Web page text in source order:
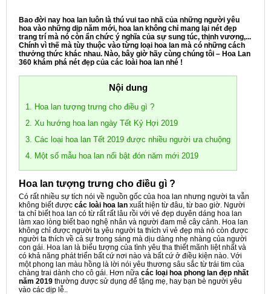
Bao đời nay hoa lan luôn là thú vui tao nhã của những người yêu
hoa vào những dịp năm mới, hoa lan không chỉ mang lại nét đẹp
trang trí mà nó còn ẩn chức ý nghĩa của sự sung túc, thịnh vương,...
Chính vì thế mà tùy thuộc vào từng loại hoa lan mà có những cách
thưởng thức khác nhau. Nào, bây giờ hãy cùng chúng tôi – Hoa Lan
360 khám phá nét đẹp của các loài hoa lan nhé !
Nội dung
1. Hoa lan tượng trưng cho điều gì ?
2. Xu hướng hoa lan ngày Tết Kỷ Hợi 2019
3. Các loại hoa lan Tết 2019 được nhiều người ưa chuộng
4. Một số mẫu hoa lan nổi bật đón năm mới 2019
Hoa lan tượng trưng cho điều gì ?
Có rất nhiều sự tích nói về nguồn gốc của hoa lan nhưng người ta vẫn
không biết được các loài hoa lan xuất hiện từ đâu, từ bao giờ. Người
ta chỉ biết hoa lan có từ rất rất lâu rồi với vẻ đẹp duyên dáng hoa lan
làm xao lòng biết bao nghệ nhân và người đam mê cây cảnh. Hoa lan
không chỉ được người ta yêu người ta thích vì vẻ đẹp mà nó còn được
người ta thích về cả sự trong sáng mà dịu dàng nhẹ nhàng của người
con gái. Hoa lan là biểu tượng của tình yêu tha thiết mãnh liệt nhất và
có khả năng phát triển bất cứ nơi nào và bất cứ ở điều kiện nào. Với
một phong lan màu hồng là lời nói yêu thương sâu sắc từ trái tim của
chàng trai dành cho cô gái. Hơn nữa các loại hoa phong lan đẹp nhất
năm 2019 thường được sử dụng để tặng mẹ, hay bạn bè người yêu
vào các dịp lễ..